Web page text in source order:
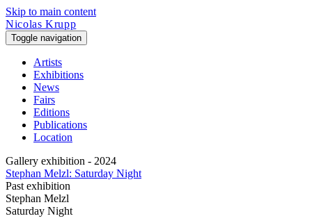
Skip to main content
Nicolas Krupp
Toggle navigation
Artists
Exhibitions
News
Fairs
Editions
Publications
Location
Gallery exhibition - 2024
Stephan Melzl: Saturday Night
Past exhibition
Stephan Melzl
Saturday Night